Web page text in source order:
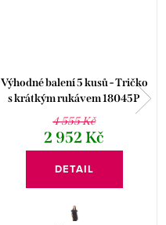
Výhodné balení 5 kusů - Tričko
s krátkým rukávem 18045P
4 555 Kč
2 952 Kč
DETAIL